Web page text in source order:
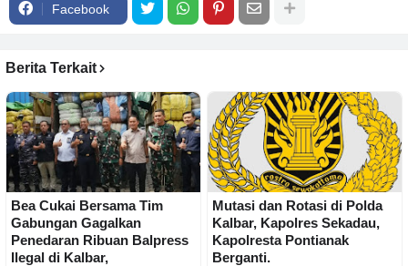
Facebook
Berita Terkait
Bea Cukai Bersama Tim
Gabungan Gagalkan
Penedaran Ribuan Balpress
Ilegal di Kalbar,
Mutasi dan Rotasi di Polda
Kalbar, Kapolres Sekadau,
Kapolresta Pontianak
Berganti.